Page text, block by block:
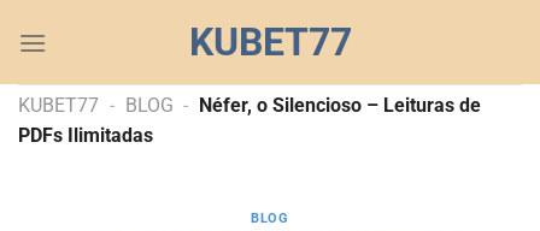
đến
dung
KUBET77
KUBET77 - BLOG - Néfer, o Silencioso – Leituras de
PDFs Ilimitadas
BLOG